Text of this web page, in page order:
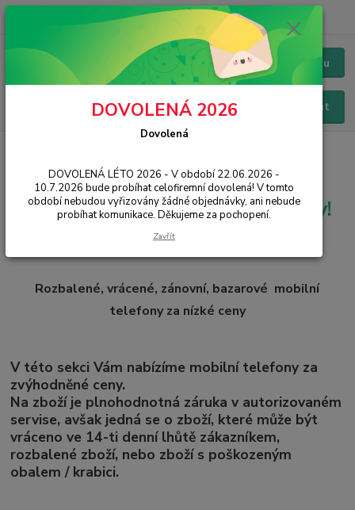
Menu
Hledat
Chat / Online podpora - 24/7
Rozbalené, vrácené, zánovní
mobilní telefony za snížené ceny!
Rozbalené, vrácené, zánovní, bazarové mobilní
telefony za nízké ceny
V této sekci Vám nabízíme mobilní telefony za
zvýhodněné ceny.
Na zboží je plnohodnotná záruka v autorizovaném
servise, avšak jedná se o zboží, které může být
vráceno ve 14-ti denní lhůtě zákazníkem,
rozbalené zboží, nebo zboží s poškozeným
obalem / krabici.
DOVOLENÁ 2026
Dovolená
DOVOLENÁ LÉTO 2026 - V období 22.06.2026 -
10.7.2026 bude probíhat celofiremní dovolená! V tomto
období nebudou vyřizovány žádné objednávky, ani nebude
probíhat komunikace. Děkujeme za pochopení.
Zavřít